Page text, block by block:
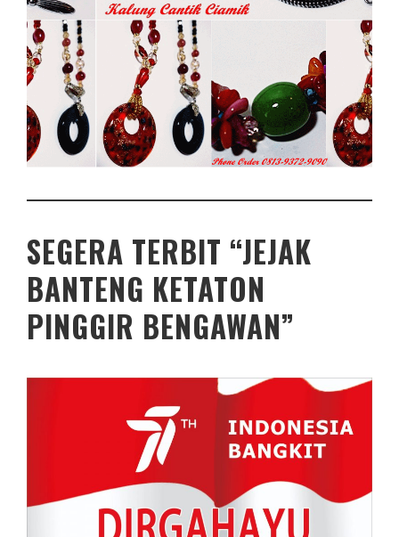
SEGERA TERBIT “JEJAK
BANTENG KETATON
PINGGIR BENGAWAN”